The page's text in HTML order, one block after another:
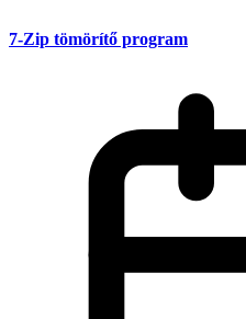
7-Zip tömörítő program